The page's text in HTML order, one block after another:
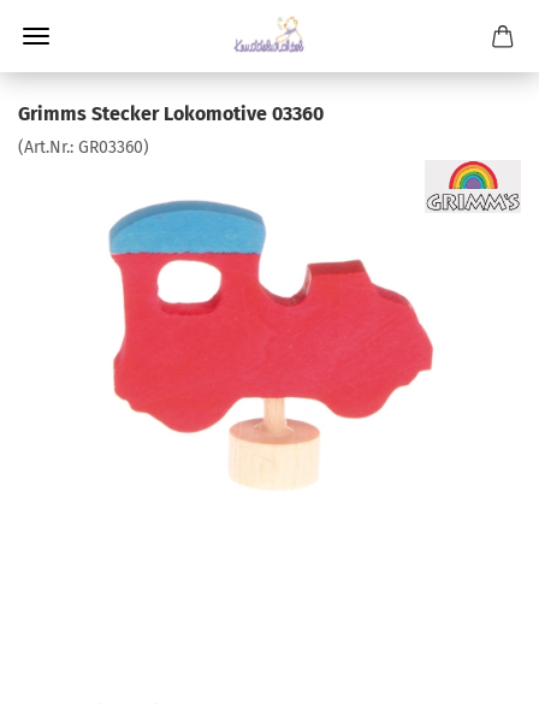
Grimms Stecker Lokomotive 03360
(Art.Nr.: GR03360)